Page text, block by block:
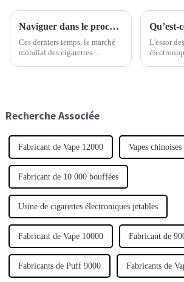
Naviguer dans le processus de certification à l'exportation pour le meilleur de l'industrie de la cigarette électronique jetable
Ces derniers temps, le marché
mondial des cigarettes
L'essor
Recherche Associée
Fabricant de Vape 12000 Vapes
Fabricant de 10 000 bouffées
Usine de cigarettes électroniques jetables
Fabricant de Vape 10000 Fabricant de
Fabricants de Puff 9000 Fabricants de